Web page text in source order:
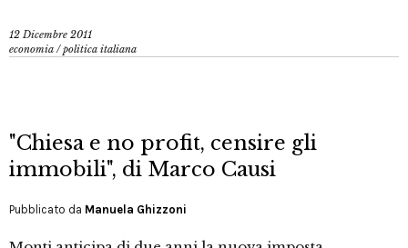
12 Dicembre 2011
economia /politica italiana
"Chiesa e no profit, censire gli
immobili", di Marco Causi
Pubblicato da Manuela Ghizzoni